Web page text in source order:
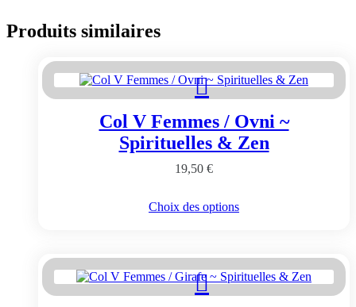
Produits similaires
Col V Femmes / Ovni ~
Spirituelles & Zen
19,50 €
Choix des options
Ce
Les
options